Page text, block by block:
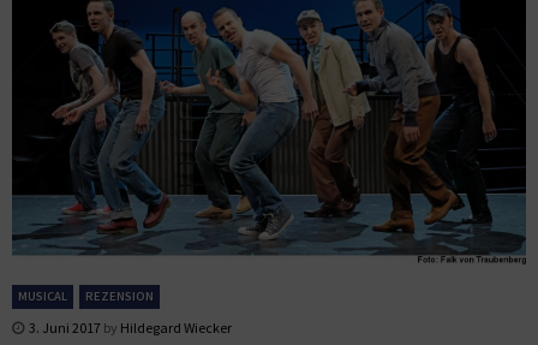
MUSICAL REZENSION
3. Juni 2017 by Hildegard Wiecker